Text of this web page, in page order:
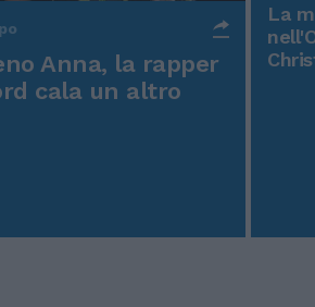
Anna, la rapper
cala un altro
La